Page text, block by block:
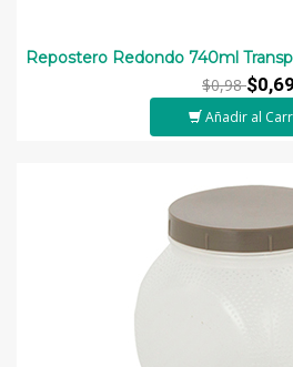
Repostero Redondo 740ml
$0,98$0,69
Añadir al